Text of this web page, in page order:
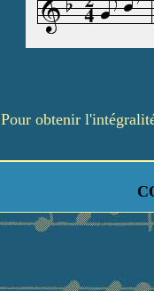
Pour obtenir